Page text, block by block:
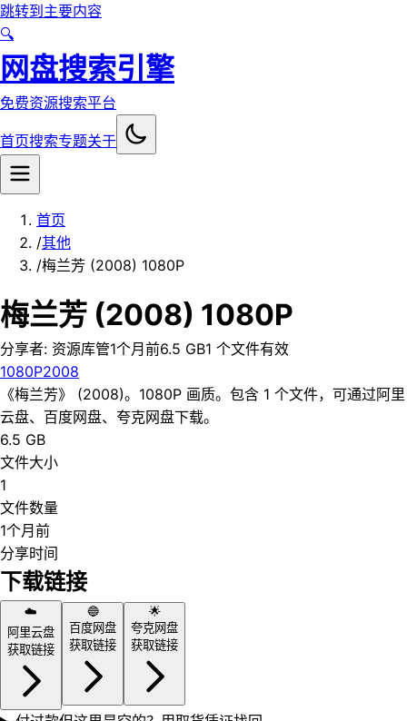
跳转到主要内容
🔍
网盘搜索引擎
免费资源搜索平台
首页搜索专题关于
首页
/其他
/梅兰芳 (2008) 1080P
梅兰芳 (2008) 1080P
分享者: 资源库管1个月前6.5 GB1 个文件有效
1080P2008
《梅兰芳》 (2008)。1080P 画质。包含 1 个文件，可通过阿里
云盘、百度网盘、夸克网盘下载。
6.5 GB
文件大小
1
文件数量
1个月前
分享时间
下载链接
☁️
阿里云盘
获取链接
🔵
百度网盘
获取链接
🌟
夸克网盘
获取链接